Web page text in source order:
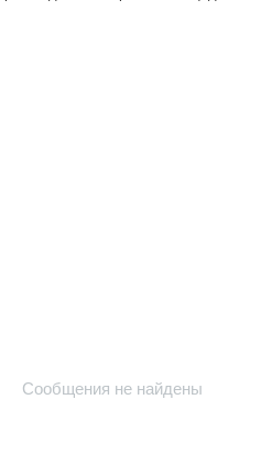
Сообщения не найдены